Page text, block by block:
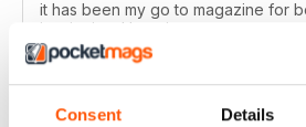
Consent Details
it has been my go to magazine for
inspiration. I love it.